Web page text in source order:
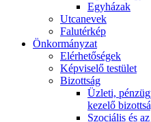
Egyházak
Utcanevek
Falutérkép
Önkormányzat
Elérhetőségek
Képviselő testület
Bizottság
Üzleti,
kezelő
Szociális és